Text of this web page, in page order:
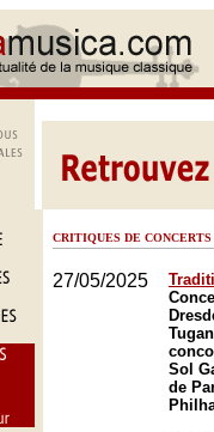
CRITIQUES DE CONCERTS
27/05/2025
Sol
de